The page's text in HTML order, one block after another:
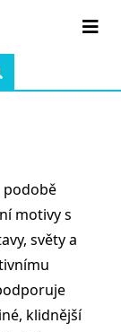
podobě
motivy s
světy a
klidnější